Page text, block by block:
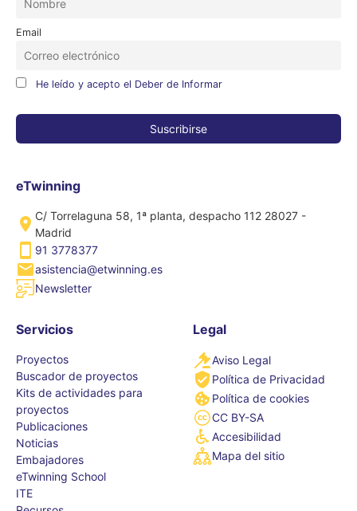
Email
He leído y acepto el Deber de Informar
eTwinning
C/ Torrelaguna 58, 1ª planta, despacho 112 28027 -
Madrid
91 3778377
asistencia@etwinning.es
Newsletter
Servicios
Proyectos
Buscador de proyectos
Kits de actividades para
proyectos
Publicaciones
Noticias
Embajadores
eTwinning School
ITE
Legal
Aviso Legal
Política de Privacidad
Política de cookies
CC BY-SA
Accesibilidad
Mapa del sitio